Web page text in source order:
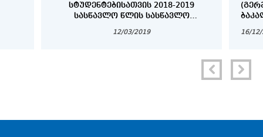
ᲡᲢᲣᲓᲔᲜᲢᲔᲑᲘᲡᲐᲗᲕᲘᲡ 2018-2019
ᲡᲐᲡᲬᲐᲕᲚᲝ ᲬᲚᲘᲡ ᲡᲐᲡᲬᲐᲕᲚᲝ
12/03/2019 16/